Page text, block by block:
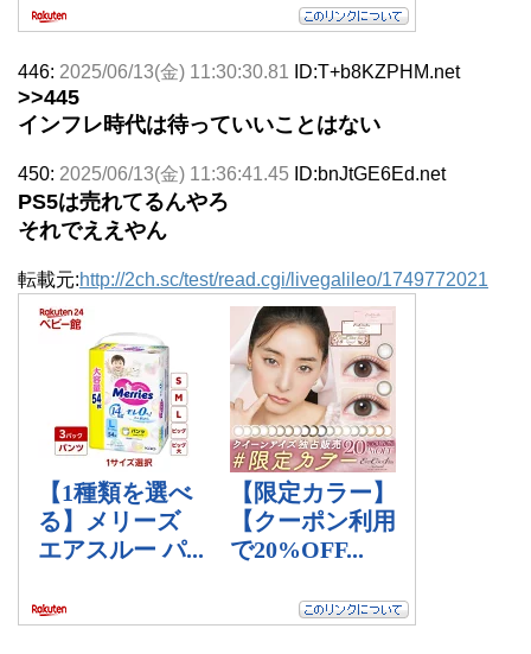
446: 2025/06/13(金) 11:30:30.81 ID:T+b8KZPHM.net
>>445
インフレ時代は待っていいことはない
450: 2025/06/13(金) 11:36:41.45 ID:bnJtGE6Ed.net
PS5は売れてるんやろ
それでええやん
転載元:http://2ch.sc/test/read.cgi/livegalileo/1749772021